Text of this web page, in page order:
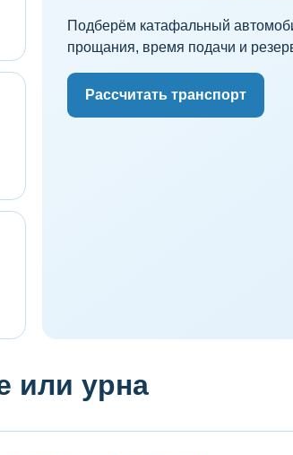
Подберём катафальный
прощания, время подачи и
Рассчитать транспорт
или урна